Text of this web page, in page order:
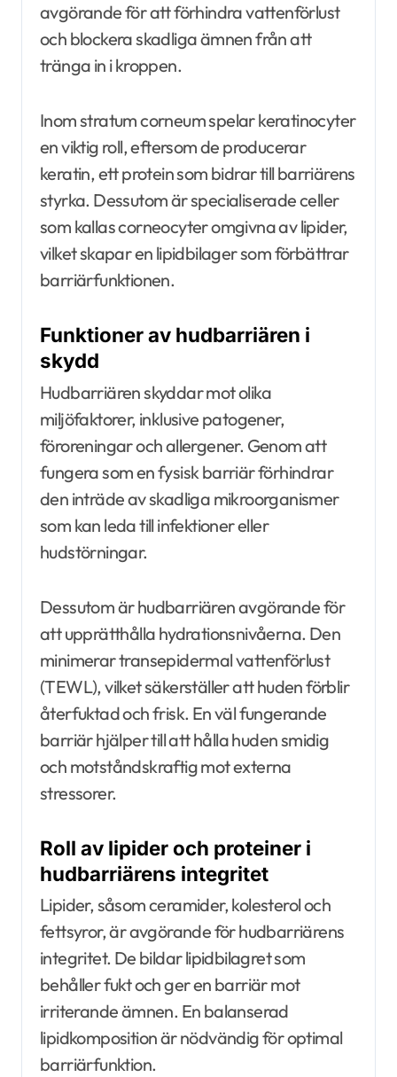
avgörande för att förhindra vattenförlust
och blockera skadliga ämnen från att
tränga in i kroppen.
Inom stratum corneum spelar keratinocyter
en viktig roll, eftersom de producerar
keratin, ett protein som bidrar till barriärens
styrka. Dessutom är specialiserade celler
som kallas corneocyter omgivna av lipider,
vilket skapar en lipidbilager som förbättrar
barriärfunktionen.
Funktioner av hudbarriären i
skydd
Hudbarriären skyddar mot olika
miljöfaktorer, inklusive patogener,
föroreningar och allergener. Genom att
fungera som en fysisk barriär förhindrar
den inträde av skadliga mikroorganismer
som kan leda till infektioner eller
hudstörningar.
Dessutom är hudbarriären avgörande för
att upprätthålla hydrationsnivåerna. Den
minimerar transepidermal vattenförlust
(TEWL), vilket säkerställer att huden förblir
återfuktad och frisk. En väl fungerande
barriär hjälper till att hålla huden smidig
och motståndskraftig mot externa
stressorer.
Roll av lipider och proteiner i
hudbarriärens integritet
Lipider, såsom ceramider, kolesterol och
fettsyror, är avgörande för hudbarriärens
integritet. De bildar lipidbilagret som
behåller fukt och ger en barriär mot
irriterande ämnen. En balanserad
lipidkomposition är nödvändig för optimal
barriärfunktion.